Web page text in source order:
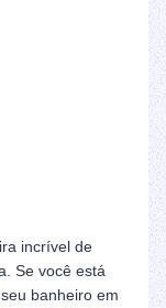
incrível de
Se você está
banheiro em